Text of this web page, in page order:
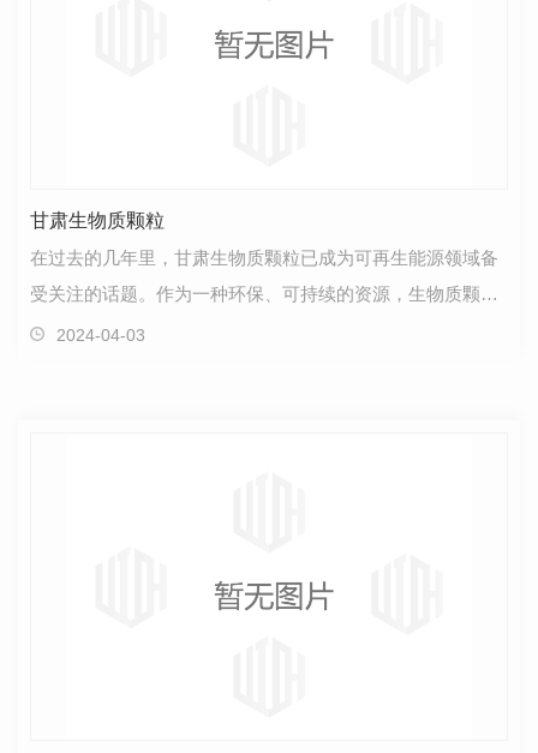
甘肃生物质颗粒
在过去的几年里，甘肃生物质颗粒已成为可再生能源领域备
受关注的话题。作为一种环保、可持续的资源，生物质颗粒
被广泛应用于能源生产和供暖行业。通过精心挑选、处…
2024-04-03